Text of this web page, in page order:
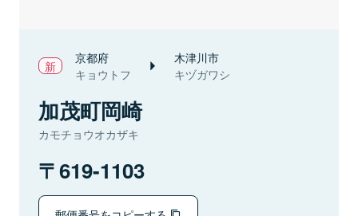
京都府
キョウトフ
木津川市
キヅガワシ
加茂町岡崎
カモチョウオカザキ
619-1103